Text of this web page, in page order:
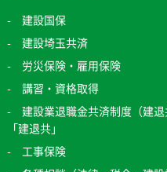
建設国保
建設埼玉共済
労災保険・雇用保険
講習・資格取得
建設業退職金共済制度（建
「建退共」
工事保険